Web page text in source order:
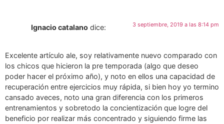
Ignacio catalano dice: 3 septiembre, 2019 a las 8:14 pm
Excelente artículo ale, soy relativamente nuevo comparado con
los chicos que hicieron la pre temporada (algo que deseo
poder hacer el próximo año), y noto en ellos una capacidad de
recuperación entre ejercicios muy rápida, si bien hoy yo termino
cansado aveces, noto una gran diferencia con los primeros
entrenamientos y sobretodo la concientización que logre del
beneficio por realizar más concentrado y siguiendo firme las